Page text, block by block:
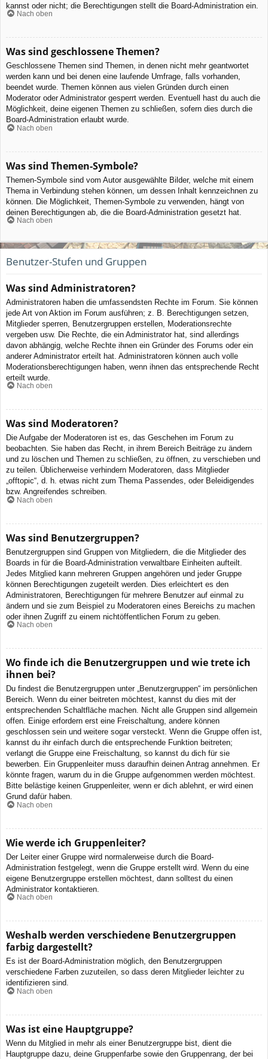
kannst oder nicht; die Berechtigungen stellt die Board-Administration ein.
Nach oben
Was sind geschlossene Themen?
Geschlossene Themen sind Themen, in denen nicht mehr geantwortet
werden kann und bei denen eine laufende Umfrage, falls vorhanden,
beendet wurde. Themen können aus vielen Gründen durch einen
Moderator oder Administrator gesperrt werden. Eventuell hast du auch die
Möglichkeit, deine eigenen Themen zu schließen, sofern dies durch die
Board-Administration erlaubt wurde.
Nach oben
Was sind Themen-Symbole?
Themen-Symbole sind vom Autor ausgewählte Bilder, welche mit einem
Thema in Verbindung stehen können, um dessen Inhalt kennzeichnen zu
können. Die Möglichkeit, Themen-Symbole zu verwenden, hängt von
deinen Berechtigungen ab, die die Board-Administration gesetzt hat.
Nach oben
Benutzer-Stufen und Gruppen
Was sind Administratoren?
Administratoren haben die umfassendsten Rechte im Forum. Sie können
jede Art von Aktion im Forum ausführen; z. B. Berechtigungen setzen,
Mitglieder sperren, Benutzergruppen erstellen, Moderationsrechte
vergeben usw. Die Rechte, die ein Administrator hat, sind allerdings
davon abhängig, welche Rechte ihnen ein Gründer des Forums oder ein
anderer Administrator erteilt hat. Administratoren können auch volle
Moderationsberechtigungen haben, wenn ihnen das entsprechende Recht
erteilt wurde.
Nach oben
Was sind Moderatoren?
Die Aufgabe der Moderatoren ist es, das Geschehen im Forum zu
beobachten. Sie haben das Recht, in ihrem Bereich Beiträge zu ändern
und zu löschen und Themen zu schließen, zu öffnen, zu verschieben und
zu teilen. Üblicherweise verhindern Moderatoren, dass Mitglieder
„offtopic“, d. h. etwas nicht zum Thema Passendes, oder Beleidigendes
bzw. Angreifendes schreiben.
Nach oben
Was sind Benutzergruppen?
Benutzergruppen sind Gruppen von Mitgliedern, die die Mitglieder des
Boards in für die Board-Administration verwaltbare Einheiten aufteilt.
Jedes Mitglied kann mehreren Gruppen angehören und jeder Gruppe
können Berechtigungen zugeteilt werden. Dies erleichtert es den
Administratoren, Berechtigungen für mehrere Benutzer auf einmal zu
ändern und sie zum Beispiel zu Moderatoren eines Bereichs zu machen
oder ihnen Zugriff zu einem nichtöffentlichen Forum zu geben.
Nach oben
Wo finde ich die Benutzergruppen und wie trete ich
ihnen bei?
Du findest die Benutzergruppen unter „Benutzergruppen“ im persönlichen
Bereich. Wenn du einer beitreten möchtest, kannst du dies mit der
entsprechenden Schaltfläche machen. Nicht alle Gruppen sind allgemein
offen. Einige erfordern erst eine Freischaltung, andere können
geschlossen sein und weitere sogar versteckt. Wenn die Gruppe offen ist,
kannst du ihr einfach durch die entsprechende Funktion beitreten;
verlangt die Gruppe eine Freischaltung, so kannst du dich für sie
bewerben. Ein Gruppenleiter muss daraufhin deinen Antrag annehmen. Er
könnte fragen, warum du in die Gruppe aufgenommen werden möchtest.
Bitte belästige keinen Gruppenleiter, wenn er dich ablehnt, er wird einen
Grund dafür haben.
Nach oben
Wie werde ich Gruppenleiter?
Der Leiter einer Gruppe wird normalerweise durch die Board-
Administration festgelegt, wenn die Gruppe erstellt wird. Wenn du eine
eigene Benutzergruppe erstellen möchtest, dann solltest du einen
Administrator kontaktieren.
Nach oben
Weshalb werden verschiedene Benutzergruppen
farbig dargestellt?
Es ist der Board-Administration möglich, den Benutzergruppen
verschiedene Farben zuzuteilen, so dass deren Mitglieder leichter zu
identifizieren sind.
Nach oben
Was ist eine Hauptgruppe?
Wenn du Mitglied in mehr als einer Benutzergruppe bist, dient die
Hauptgruppe dazu, deine Gruppenfarbe sowie den Gruppenrang, der bei